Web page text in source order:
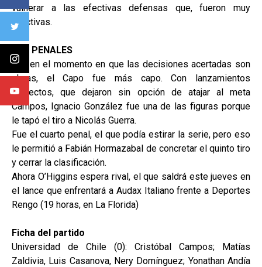
vulnerar a las efectivas defensas que, fueron muy
efectivas.
LOS PENALES
Allí, en el momento en que las decisiones acertadas son
claras, el Capo fue más capo. Con lanzamientos
perfectos, que dejaron sin opción de atajar al meta
Campos, Ignacio González fue una de las figuras porque
le tapó el tiro a Nicolás Guerra.
Fue el cuarto penal, el que podía estirar la serie, pero eso
le permitió a Fabián Hormazabal de concretar el quinto tiro
y cerrar la clasificación.
Ahora O’Higgins espera rival, el que saldrá este jueves en
el lance que enfrentará a Audax Italiano frente a Deportes
Rengo (19 horas, en La Florida)
Ficha del partido
Universidad de Chile (0): Cristóbal Campos; Matías
Zaldivia, Luis Casanova, Nery Domínguez; Yonathan Andía